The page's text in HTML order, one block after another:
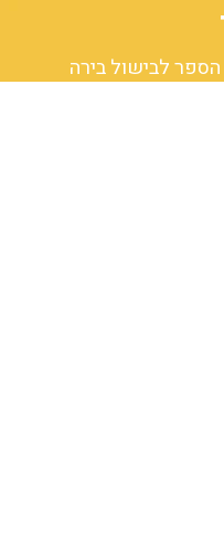
הספר לבישול בירה